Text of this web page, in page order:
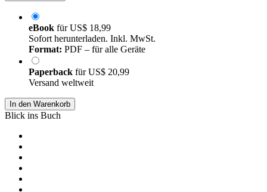
eBook fürUS$ 18,99
Sofort herunterladen. Inkl. MwSt.
Format: PDF – für alle Geräte
Paperback fürUS$ 20,99
Versand weltweit
In den Warenkorb
Blick ins Buch